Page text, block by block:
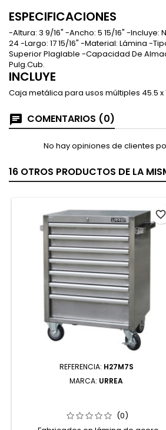
ESPECIFICACIONES
-Altura: 3 9/16" -Ancho: 5 15/16" -Incluye:
24 -Largo: 17 15/16" -Material: Lámina -
Superior Plaglable -Capacidad De
Pulg.Cub.
INCLUYE
Caja metálica para usos múltiples 45.5 x
COMENTARIOS (0)
No hay opiniones de clientes
16 OTROS PRODUCTOS DE LA
REFERENCIA: H27M7S
MARCA: URREA
(0)
favorite_border